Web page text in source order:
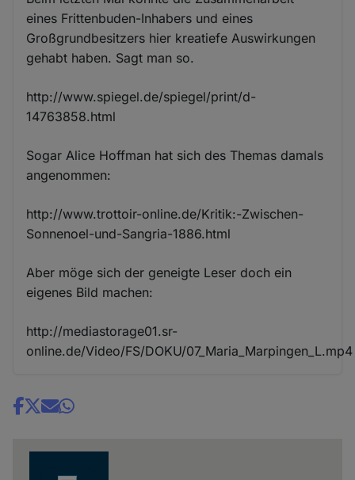
eines Frittenbuden-Inhabers und eines
Großgrundbesitzers hier kreatiefe Auswirkungen
gehabt haben. Sagt man so.
http://www.spiegel.de/spiegel/print/d-
14763858.html
Sogar Alice Hoffman hat sich des Themas damals
angenommen:
http://www.trottoir-online.de/Kritik:-Zwischen-
Sonnenoel-und-Sangria-1886.html
Aber möge sich der geneigte Leser doch ein
eigenes Bild machen:
http://mediastorage01.sr-
online.de/Video/FS/DOKU/07_Maria_Marpingen_L.mp4
Share